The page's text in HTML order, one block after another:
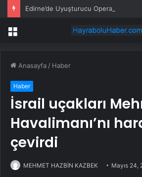
Menü
Anasayfa / Haber
Haber
İsrail uçakları
Havalimanı’nı
çevirdi
MEHMET HAZBİN KAZBEK Mayıs 24,